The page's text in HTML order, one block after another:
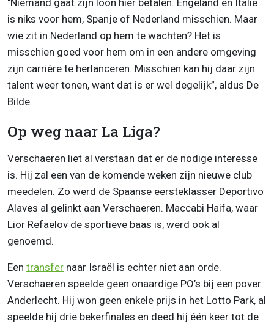
"Niemand gaat zijn loon hier betalen. Engeland en Italië
is niks voor hem, Spanje of Nederland misschien. Maar
wie zit in Nederland op hem te wachten? Het is
misschien goed voor hem om in een andere omgeving
zijn carrière te herlanceren. Misschien kan hij daar zijn
talent weer tonen, want dat is er wel degelijk”, aldus De
Bilde.
Op weg naar La Liga?
Verschaeren liet al verstaan dat er de nodige interesse
is. Hij zal een van de komende weken zijn nieuwe club
meedelen. Zo werd de Spaanse eersteklasser Deportivo
Alaves al gelinkt aan Verschaeren. Maccabi Haifa, waar
Lior Refaelov de sportieve baas is, werd ook al
genoemd.
Een transfer naar Israël is echter niet aan orde.
Verschaeren speelde geen onaardige PO’s bij een pover
Anderlecht. Hij won geen enkele prijs in het Lotto Park, al
speelde hij drie bekerfinales en deed hij één keer tot de